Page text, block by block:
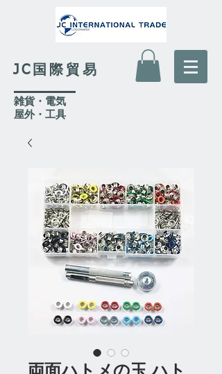
JC国際貿易
​雑貨・電気
​屋外・工具